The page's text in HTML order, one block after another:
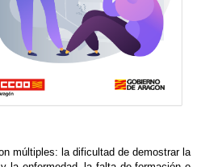
múltiples: la dificultad de demostrar la